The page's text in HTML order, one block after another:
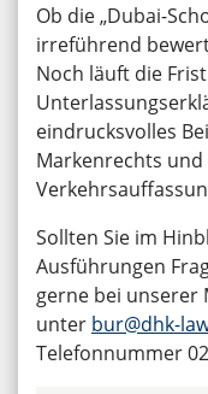
Ob die „Dubai-
irreführend
Noch läuft die
eindrucksvolles
Markenrechts
Sollten Sie im
Ausführungen
gerne bei unserer
unter bur@dhk-
Telefonnummer